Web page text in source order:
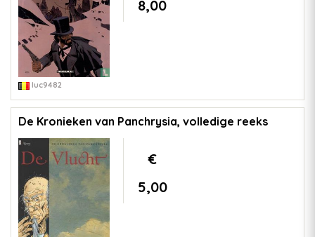
8,00
luc9482
De Kronieken van Panchrysia, volledige reeks
€
5,00